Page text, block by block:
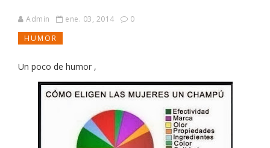
Admin ene. 03, 2014
0
HUMOR
Un poco de humor ,